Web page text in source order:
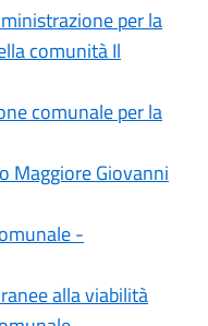
per la
comunità Il
comunale per la
Maggiore Giovanni
-
alla viabilità